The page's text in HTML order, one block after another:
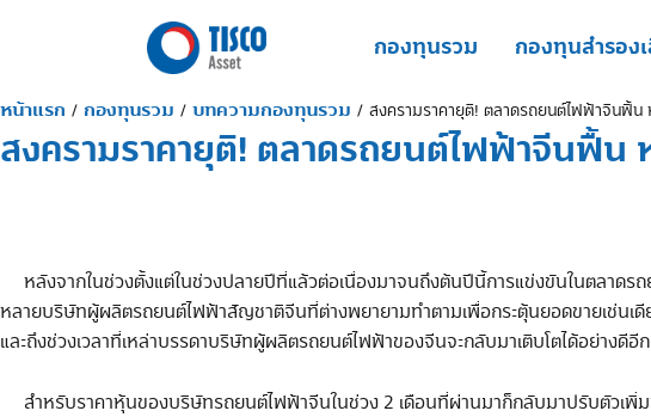
กองทุนรวม กองทุนสำรอง
หน้าแรก / กองทุนรวม / บทความกองทุนรวม / สงครามราคายุติ! ตลาดรถยนต์ไฟฟ้าจีนฟื้
สงครามราคายุติ! ตลาดรถยนต์ไฟฟ้าจีนฟื้
หลังจากในช่วงตั้งแต่ในช่วงปลายปีที่แล้วต่อเนื่องมาจนถึงต้นปีนี้การแข่งขันในตลาดร
หลายบริษัทผู้ผลิตรถยนต์ไฟฟ้าสัญชาติจีนที่ต่างพยายามทำตามเพื่อกระตุ้นยอดขายเช่น
และถึงช่วงเวลาที่เหล่าบรรดาบริษัทผู้ผลิตรถยนต์ไฟฟ้าของจีนจะกลับมาเติบ
สำหรับราคาหุ้นของบริษัทรถยนต์ไฟฟ้าจีนในช่วง 2 เดือนที่ผ่านมาก็กลับมาปรับตัวเพิ่ม